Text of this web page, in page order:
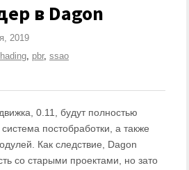
в Dagon
2019
, pbr, ssao
0.11, будут полностью
постобработки, а также
Как следствие, Dagon
со старыми проектами, но зато